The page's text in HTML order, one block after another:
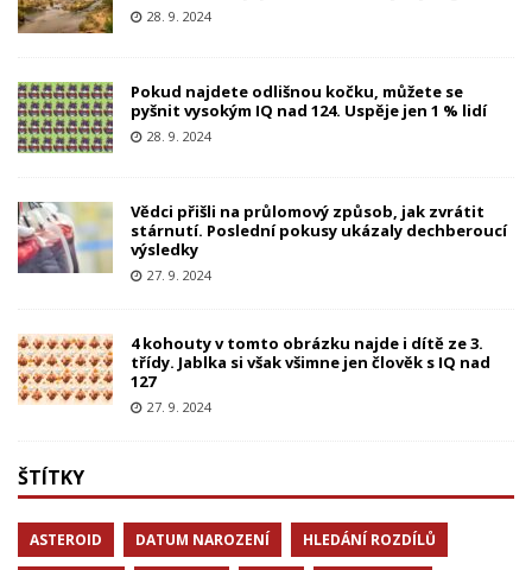
28. 9. 2024
Pokud najdete odlišnou kočku, můžete se
pyšnit vysokým IQ nad 124. Uspěje jen 1 % lidí
28. 9. 2024
Vědci přišli na průlomový způsob, jak zvrátit
stárnutí. Poslední pokusy ukázaly dechberoucí
výsledky
27. 9. 2024
4 kohouty v tomto obrázku najde i dítě ze 3.
třídy. Jablka si však všimne jen člověk s IQ nad
127
27. 9. 2024
ŠTÍTKY
ASTEROID DATUM NAROZENÍ HLEDÁNÍ ROZDÍLŮ